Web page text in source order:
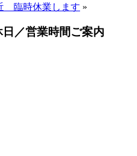
臨時休業します »
／営業時間ご案内